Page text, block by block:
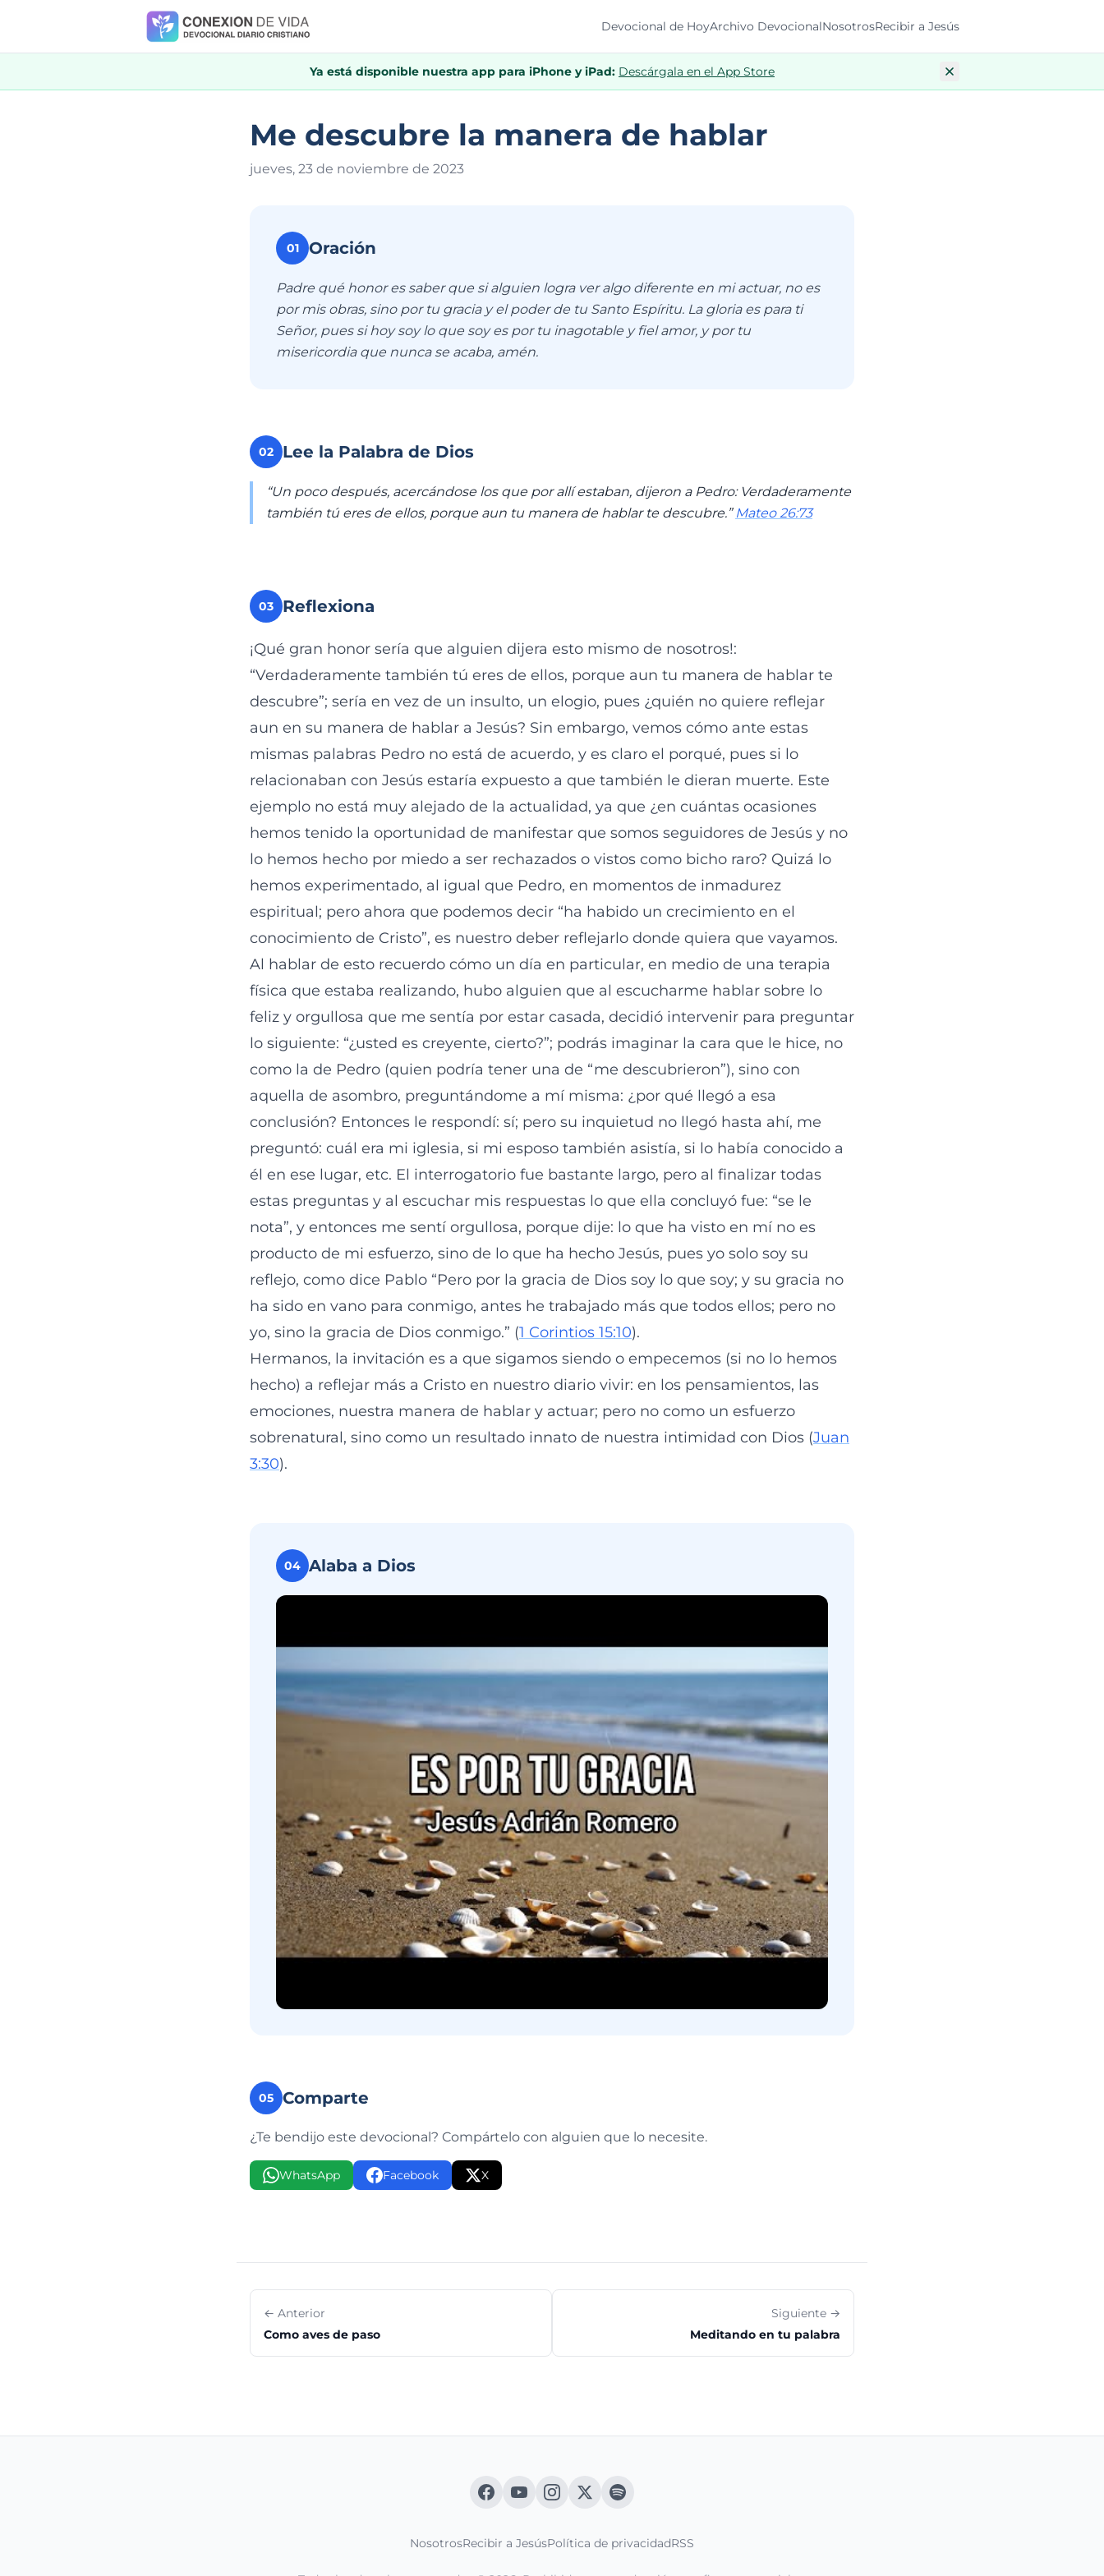
Devocional de HoyArchivo DevocionalNosotrosRecibir a Jesús
Ya está disponible nuestra app para iPhone y iPad: Descárgala en el App Store
Me descubre la manera de hablar
jueves, 23 de noviembre de 2023
01 Oración
Padre qué honor es saber que si alguien logra ver algo diferente en mi actuar, no es
por mis obras, sino por tu gracia y el poder de tu Santo Espíritu. La gloria es para ti
Señor, pues si hoy soy lo que soy es por tu inagotable y fiel amor, y por tu
misericordia que nunca se acaba, amén.
02 Lee la Palabra de Dios
“Un poco después, acercándose los que por allí estaban, dijeron a Pedro: Verdaderamente
también tú eres de ellos, porque aun tu manera de hablar te descubre.” Mateo 26:73
03 Reflexiona
¡Qué gran honor sería que alguien dijera esto mismo de nosotros!:
“Verdaderamente también tú eres de ellos, porque aun tu manera de hablar te
descubre”; sería en vez de un insulto, un elogio, pues ¿quién no quiere reflejar
aun en su manera de hablar a Jesús? Sin embargo, vemos cómo ante estas
mismas palabras Pedro no está de acuerdo, y es claro el porqué, pues si lo
relacionaban con Jesús estaría expuesto a que también le dieran muerte. Este
ejemplo no está muy alejado de la actualidad, ya que ¿en cuántas ocasiones
hemos tenido la oportunidad de manifestar que somos seguidores de Jesús y no
lo hemos hecho por miedo a ser rechazados o vistos como bicho raro? Quizá lo
hemos experimentado, al igual que Pedro, en momentos de inmadurez
espiritual; pero ahora que podemos decir “ha habido un crecimiento en el
conocimiento de Cristo”, es nuestro deber reflejarlo donde quiera que vayamos.
Al hablar de esto recuerdo cómo un día en particular, en medio de una terapia
física que estaba realizando, hubo alguien que al escucharme hablar sobre lo
feliz y orgullosa que me sentía por estar casada, decidió intervenir para preguntar
lo siguiente: “¿usted es creyente, cierto?”; podrás imaginar la cara que le hice, no
como la de Pedro (quien podría tener una de “me descubrieron”), sino con
aquella de asombro, preguntándome a mí misma: ¿por qué llegó a esa
conclusión? Entonces le respondí: sí; pero su inquietud no llegó hasta ahí, me
preguntó: cuál era mi iglesia, si mi esposo también asistía, si lo había conocido a
él en ese lugar, etc. El interrogatorio fue bastante largo, pero al finalizar todas
estas preguntas y al escuchar mis respuestas lo que ella concluyó fue: “se le
nota”, y entonces me sentí orgullosa, porque dije: lo que ha visto en mí no es
producto de mi esfuerzo, sino de lo que ha hecho Jesús, pues yo solo soy su
reflejo, como dice Pablo “Pero por la gracia de Dios soy lo que soy; y su gracia no
ha sido en vano para conmigo, antes he trabajado más que todos ellos; pero no
yo, sino la gracia de Dios conmigo.” (1 Corintios 15:10).
Hermanos, la invitación es a que sigamos siendo o empecemos (si no lo hemos
hecho) a reflejar más a Cristo en nuestro diario vivir: en los pensamientos, las
emociones, nuestra manera de hablar y actuar; pero no como un esfuerzo
sobrenatural, sino como un resultado innato de nuestra intimidad con Dios (Juan
3:30).
04 Alaba a Dios
05 Comparte
¿Te bendijo este devocional? Compártelo con alguien que lo necesite.
WhatsApp Facebook X
← Anterior
Como aves de paso
Siguiente →
Meditando en tu palabra
NosotrosRecibir a JesúsPolítica de privacidadRSS